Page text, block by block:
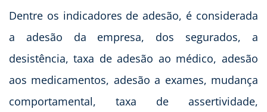
Dentre os indicadores de adesão, é considerada
a adesão da empresa, dos segurados, a
desistência, taxa de adesão ao médico, adesão
aos medicamentos, adesão a exames, mudança
comportamental, taxa de assertividade,